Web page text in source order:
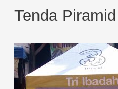
Tenda Piramid